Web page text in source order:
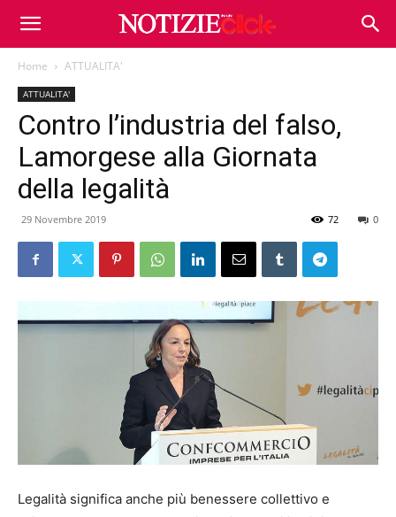
Home ATTUALITA'
ATTUALITA'
Contro l’industria del falso,
Lamorgese alla Giornata
della legalità
29 Novembre 2019 0
72
Legalità significa anche più benessere collettivo e